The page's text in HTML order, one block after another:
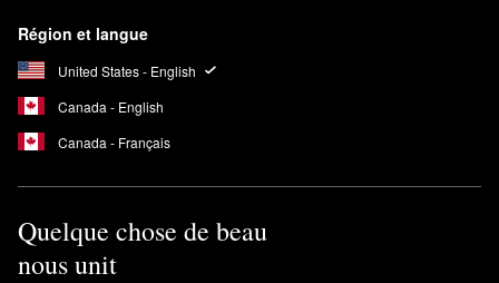
Région et langue
United States - English
Canada - English
Canada - Français
Quelque chose de beau
nous unit